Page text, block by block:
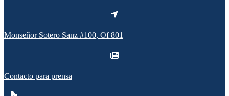
Monseñor Sotero Sanz #100, Of 801
Contacto para prensa